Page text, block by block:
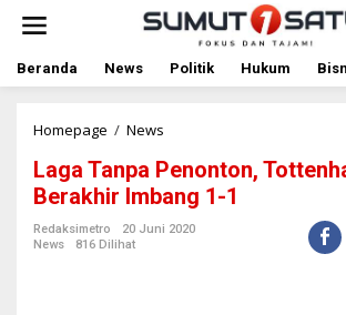
t
Beranda News Politik Hukum
Homepage / News
g
a
T
a
Laga Tanpa Penonton,
Berakhir Imbang 1-1
Redaksimetro
20 Juni 2020
News
816 Dilihat